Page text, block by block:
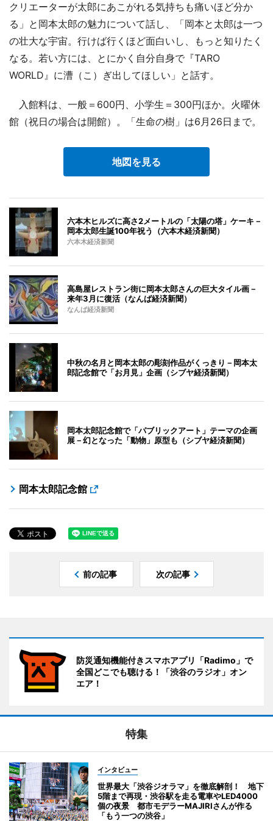
クリエーターが太郎にあこがれる気持ちも痛いほど分か
る」と岡本太郎の魅力について話し、「岡本と太郎は一つ
の壮大な宇宙。行けば行くほど面白いし、もっと知りたく
なる。若い方には、とにかく自分自身で『TARO
WORLD』に漕（こ）ぎ出してほしい」と話す。
入館料は、一般＝600円、小学生＝300円ほか。火曜休
館（祝日の場合は開館）。「生命の樹」は6月26日まで。
地図を見る
六本木ヒルズに高さ2メートルの「太陽の塔」ケーキ－
岡本太郎生誕100年祝う（六本木経済新聞）
六本木経済新聞
高島屋レストラン街に岡本太郎さんの巨大タイル画－
来年3月に復活（なんば経済新聞）
なんば経済新聞
中秋の名月と岡本太郎の彫刻作品がくっきり－岡本太
郎記念館で「お月見」企画（シブヤ経済新聞）
岡本太郎記念館で「パブリックアート」テーマの企画
展－幻となった「動物」原型も（シブヤ経済新聞）
岡本太郎記念館
前の記事 次の記事
防災通知機能付きスマホアプリ「Radimo」で
全国どこでも聴ける！「渋谷のラジオ」オン
エア！
特集
インタビュー
世界最大「渋谷ジオラマ」を徹底解剖！ 地下
5階まで再現・渋谷駅を走る電車やLED4000
個の夜景 都市モデラーMAJIRIさんが作る
「もう一つの渋谷」